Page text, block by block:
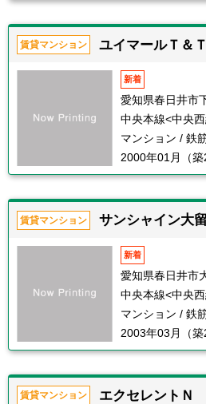
賃貸マンション ユイマールＴ＆Ｔ
新着
愛知県春日井市
中央本線<中央
マンション / 鉄
2000年01月（築
賃貸マンション サンシャイン大留
新着
愛知県春日井市
中央本線<中央
マンション / 鉄
2003年03月（築
賃貸マンション エクセレントＮ